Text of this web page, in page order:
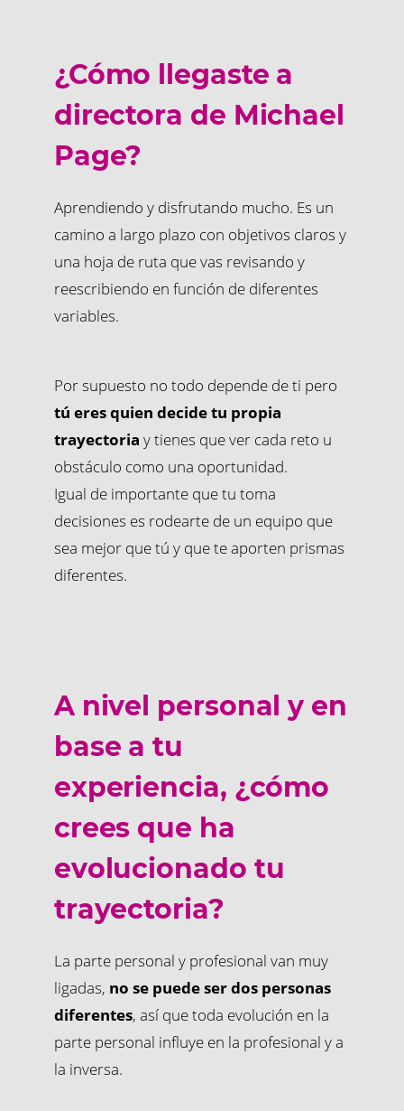
¿Cómo llegaste a
directora de Michael
Page?
Aprendiendo y disfrutando mucho. Es un
camino a largo plazo con objetivos claros y
una hoja de ruta que vas revisando y
reescribiendo en función de diferentes
variables.
Por supuesto no todo depende de ti pero
tú eres quien decide tu propia
trayectoria y tienes que ver cada reto u
obstáculo como una oportunidad.
Igual de importante que tu toma
decisiones es rodearte de un equipo que
sea mejor que tú y que te aporten prismas
diferentes.
A nivel personal y en
base a tu
experiencia, ¿cómo
crees que ha
evolucionado tu
trayectoria?
La parte personal y profesional van muy
ligadas, no se puede ser dos personas
diferentes, así que toda evolución en la
parte personal influye en la profesional y a
la inversa.